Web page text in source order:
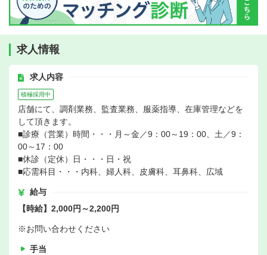
求人情報
求人内容
積極採用中
店舗にて、調剤業務、監査業務、服薬指導、在庫管理などを
して頂きます。
■診療（営業）時間・・・月～金／9：00～19：00、土／9：
00～17：00
■休診（定休）日・・・日・祝
■応需科目・・・内科、婦人科、皮膚科、耳鼻科、広域
給与
【時給】2,000円～2,200円
※お問い合わせください
手当